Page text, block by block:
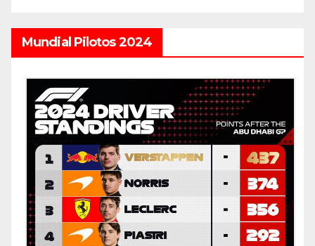
Mundial Pilotos 2024